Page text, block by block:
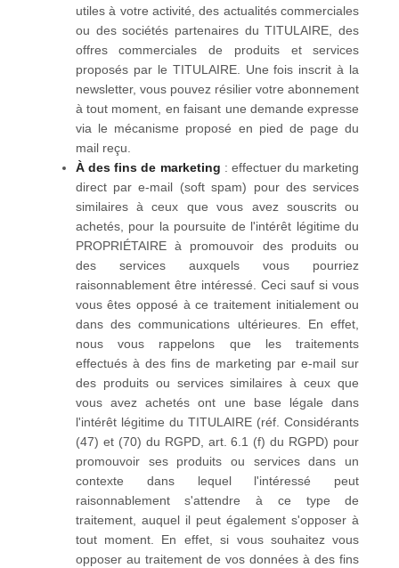
utiles à votre activité, des actualités commerciales
ou des sociétés partenaires du TITULAIRE, des
offres commerciales de produits et services
proposés par le TITULAIRE. Une fois inscrit à la
newsletter, vous pouvez résilier votre abonnement
à tout moment, en faisant une demande expresse
via le mécanisme proposé en pied de page du
mail reçu.
À des fins de marketing : effectuer du marketing
direct par e-mail (soft spam) pour des services
similaires à ceux que vous avez souscrits ou
achetés, pour la poursuite de l'intérêt légitime du
PROPRIÉTAIRE à promouvoir des produits ou
des services auxquels vous pourriez
raisonnablement être intéressé. Ceci sauf si vous
vous êtes opposé à ce traitement initialement ou
dans des communications ultérieures. En effet,
nous vous rappelons que les traitements
effectués à des fins de marketing par e-mail sur
des produits ou services similaires à ceux que
vous avez achetés ont une base légale dans
l'intérêt légitime du TITULAIRE (réf. Considérants
(47) et (70) du RGPD, art. 6.1 (f) du RGPD) pour
promouvoir ses produits ou services dans un
contexte dans lequel l'intéressé peut
raisonnablement s'attendre à ce type de
traitement, auquel il peut également s'opposer à
tout moment. En effet, si vous souhaitez vous
opposer au traitement de vos données à des fins